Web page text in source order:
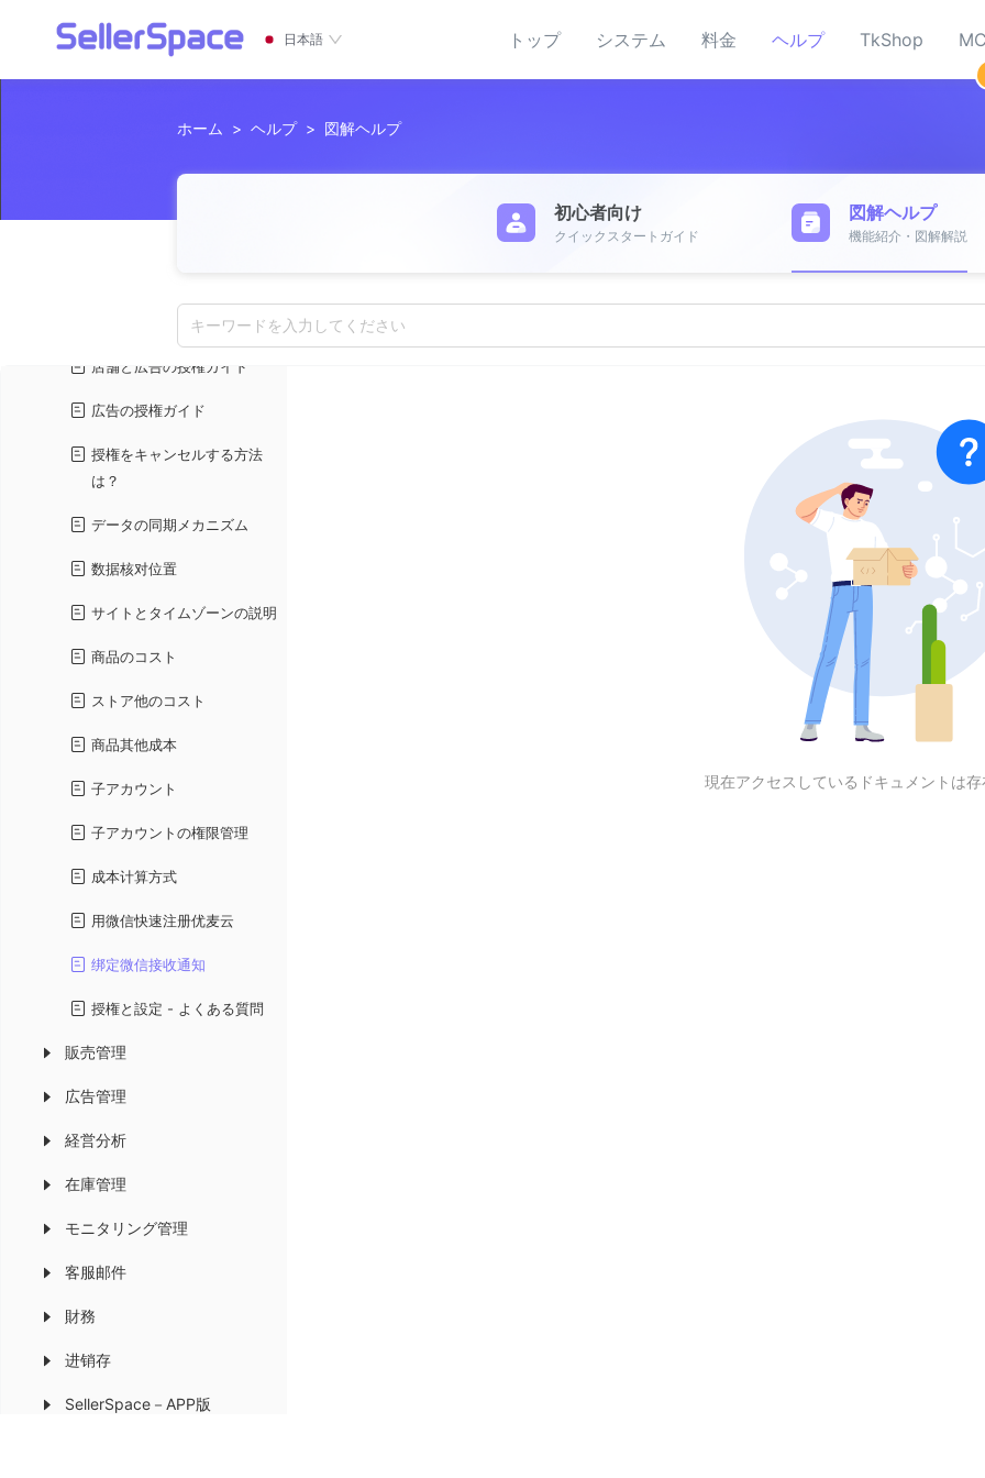
日本語 トップ システム 料金 ヘルプ TkShop
ホーム > ヘルプ > 図解ヘルプ
初心者向け
クイックスタートガイド
図解ヘルプ
機能紹介・図解解説
キーワードを入力してください
機能ガイド
店舗と広告の授権ガイド
広告の授権ガイド
授権をキャンセルする方法
は？
データの同期メカニズム
数据核对位置
サイトとタイムゾーンの説明
商品のコスト
ストア他のコスト
商品其他成本
子アカウント
子アカウントの権限管理
成本计算方式
用微信快速注册优麦云
绑定微信接收通知
授権と設定 - よくある質問
販売管理
広告管理
経営分析
在庫管理
モニタリング管理
客服邮件
財務
进销存
SellerSpace－APP版
現在アクセスしているドキュメントは